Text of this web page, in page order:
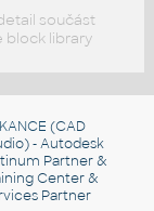
součást
block library
(CAD
- Autodesk
Partner &
Center &
Partner